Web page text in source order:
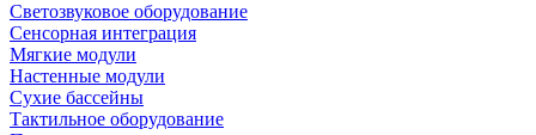
Светозвуковое оборудование
Сенсорная интеграция
Мягкие модули
Настенные модули
Сухие бассейны
Тактильное оборудование